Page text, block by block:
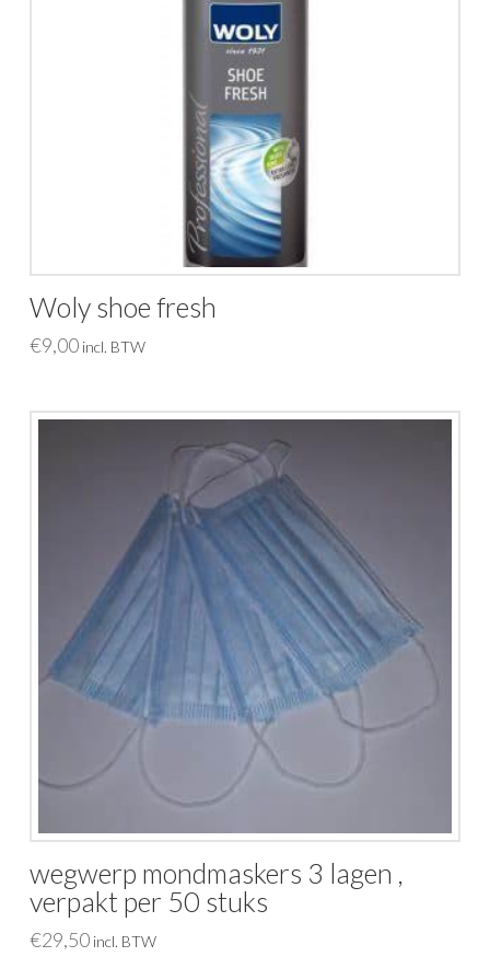
Woly shoe fresh
€9,00 incl. BTW
wegwerp mondmaskers 3 lagen ,
verpakt per 50 stuks
€29,50 incl. BTW